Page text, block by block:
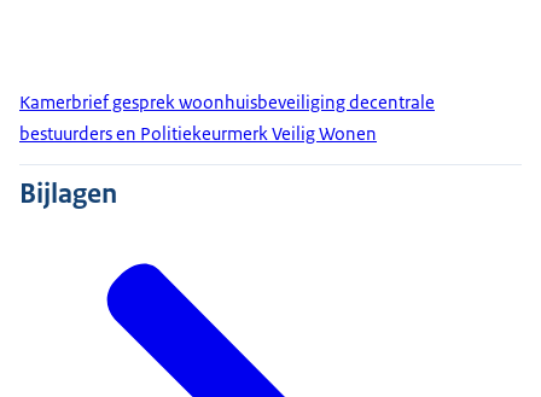
Kamerbrief gesprek woonhuisbeveiliging decentrale
bestuurders en Politiekeurmerk Veilig Wonen
Bijlagen